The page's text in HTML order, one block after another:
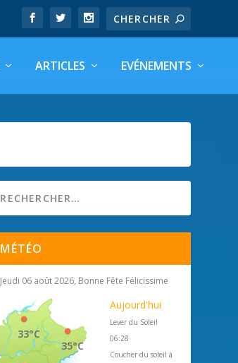
ARTICLES EVÉNEMENTS
MÉTÉO
Jeudi 06 août 2026, Bonne Fête Félicissime
35°C
33°C
Aujourd'hui
Lever du Soleil
06:28
Coucher du soleil à